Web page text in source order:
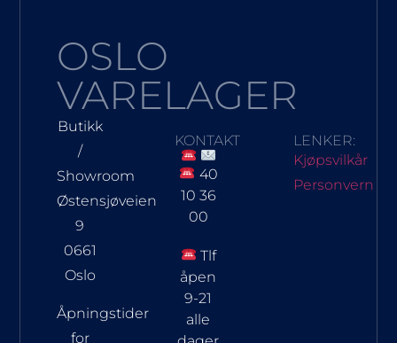
OSLO
VARELAGER
Butikk
/
Showroom
Østensjøveien
9
0661
Oslo
Åpningstider
for
KONTAKT
40
10 36
00
Tlf
åpen
9-21
alle
LENKER:
Kjøpsvilkår
Personvern